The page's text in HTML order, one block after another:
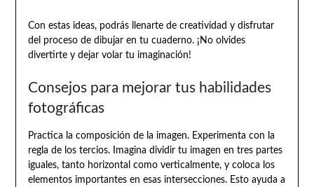
Con estas ideas, podrás llenarte de creatividad y disfrutar
del proceso de dibujar en tu cuaderno. ¡No olvides
divertirte y dejar volar tu imaginación!
Consejos para mejorar tus habilidades
fotográficas
Practica la composición de la imagen. Experimenta con la
regla de los tercios. Imagina dividir tu imagen en tres partes
iguales, tanto horizontal como verticalmente, y coloca los
elementos importantes en esas intersecciones. Esto ayuda a